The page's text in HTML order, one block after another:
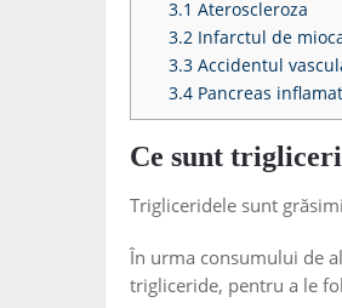
3.1 Ateroscleroza
3.2 Infarctul de
3.3 Accidentul
3.4 Pancreas
Ce sunt
Trigliceridele sunt
În urma consumului de
trigliceride, pentru a le